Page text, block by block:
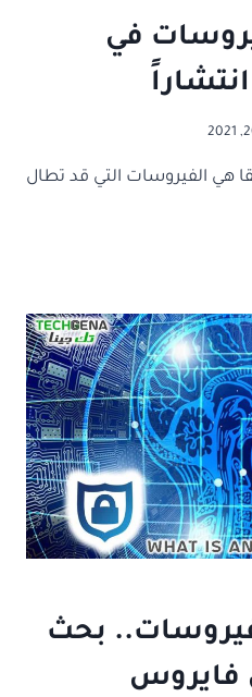
في
هي الفيروسات التي قد تطال
بحث
فايروس